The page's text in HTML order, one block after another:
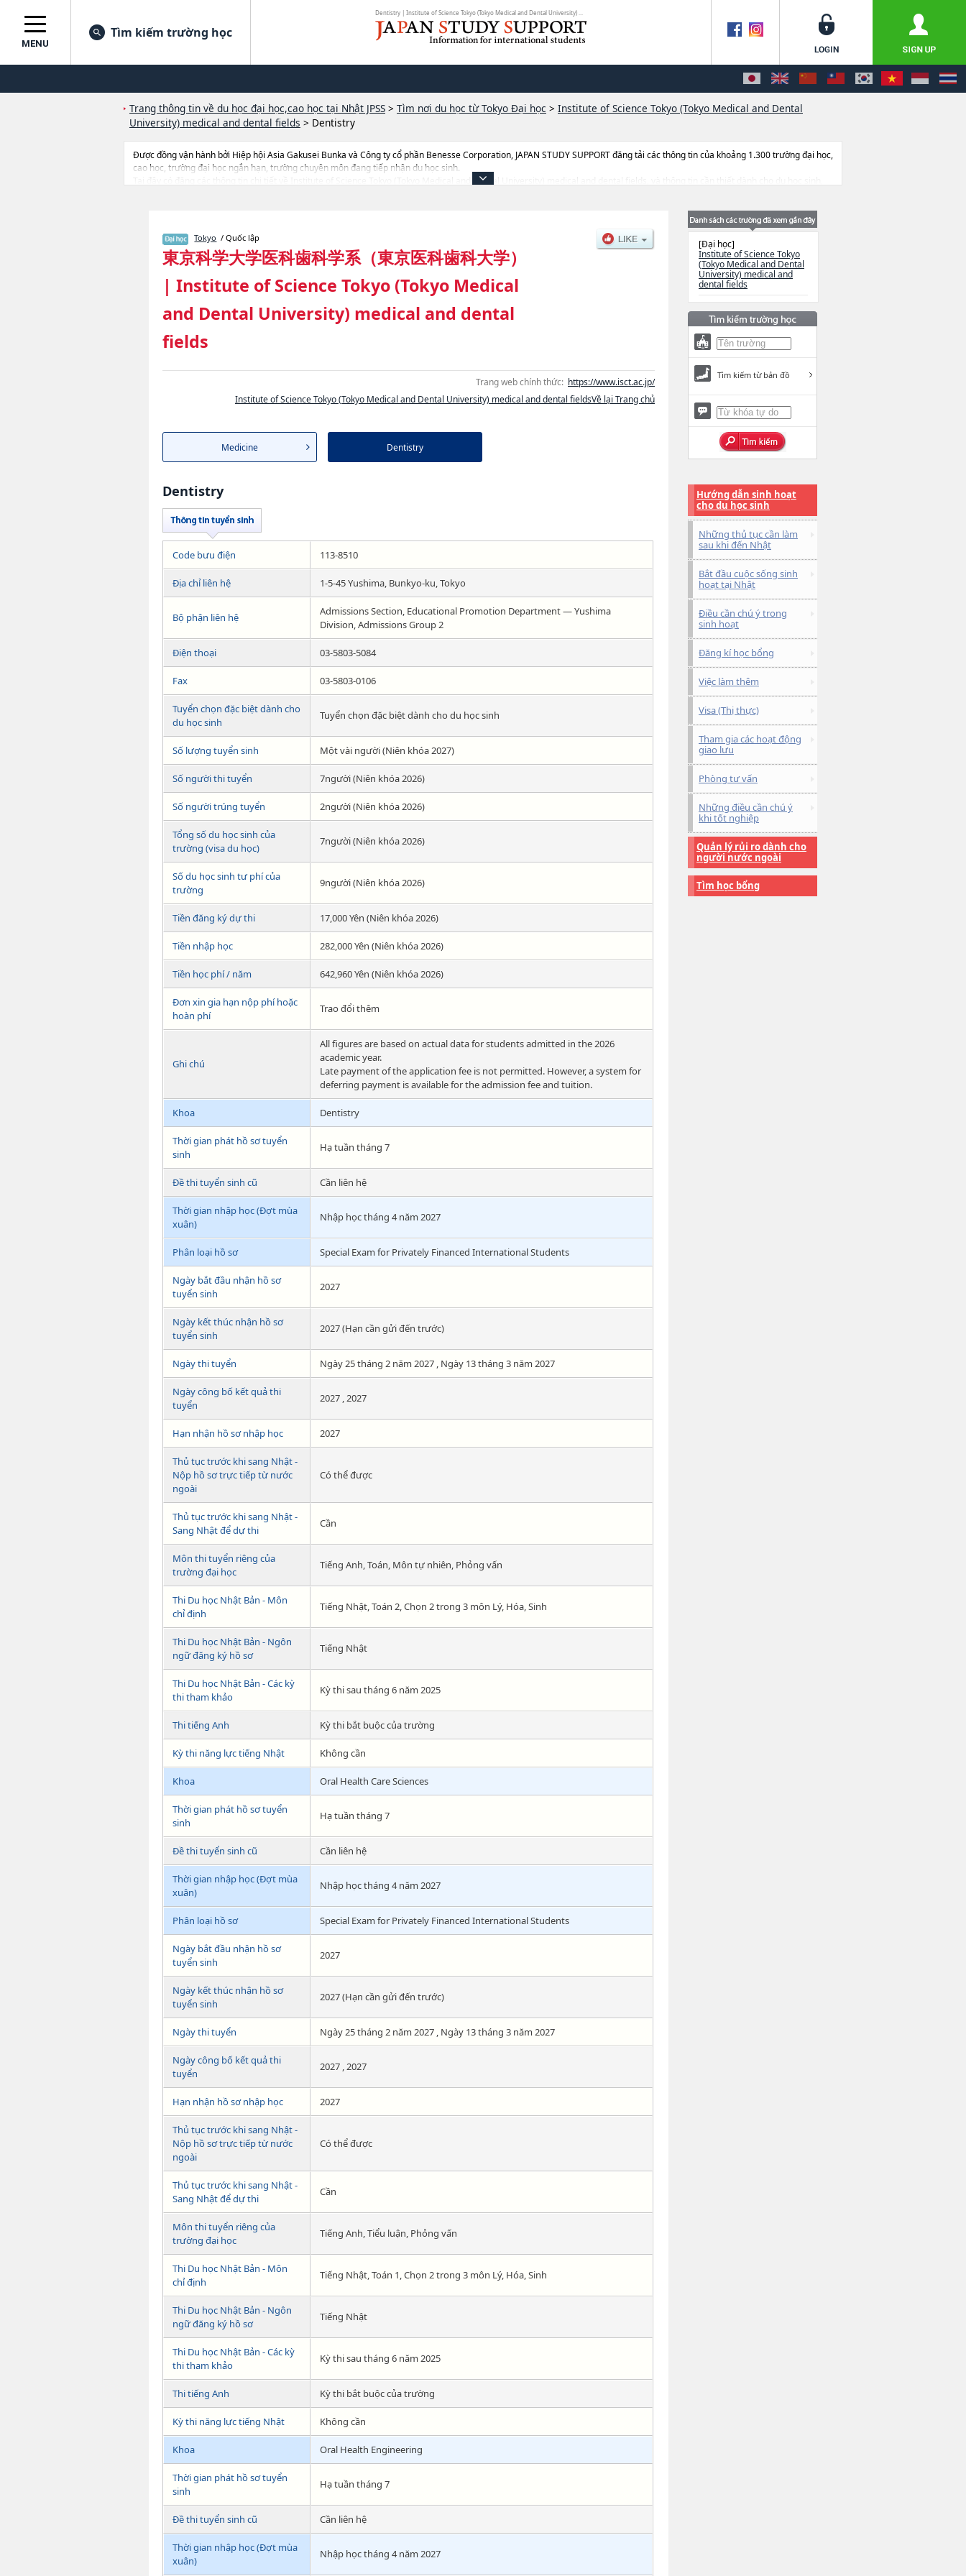
Dentistry | Institute of Science Tokyo (Tokyo Medical and Dental University) ...
MENU
Tìm kiếm trường học
Trang thông tin về du học đại học,cao học tại Nhật JPSS > Tìm nơi du học từ Tokyo Đại học > Institute of Science Tokyo (Tokyo Medical and Dental
University) medical and dental fields > Dentistry
Được đồng vận hành bởi Hiệp hội Asia Gakusei Bunka và Công ty cổ phần Benesse Corporation, JAPAN STUDY SUPPORT đăng tải các thông tin của khoảng 1.300 trường đại học,
cao học, trường đại học ngắn hạn, trường chuyên môn đang tiếp nhận du học sinh.
Tại đây có đăng các thông tin chi tiết về Institute of Science Tokyo (Tokyo Medical and Dental University) medical and dental fields, và thông tin cần thiết dành cho du học sinh,
Tokyo / Quốc lập
東京科学大学医科歯科学系（東京医科歯科大学）
| Institute of Science Tokyo (Tokyo Medical
and Dental University) medical and dental
fields
Trang web chính thức: https://www.isct.ac.jp/
Institute of Science Tokyo (Tokyo Medical and Dental University) medical and dental fieldsVề lại Trang chủ
Medicine Dentistry
Dentistry
Code bưu điện 113-8510
Địa chỉ liên hệ 1-5-45 Yushima, Bunkyo-ku, Tokyo
Bộ phận liên hệ
Admissions Section, Educational Promotion Department — Yushima
Division, Admissions Group 2
Điện thoại 03-5803-5084
Fax 03-5803-0106
Tuyển chọn đặc biệt dành cho
du học sinh
Tuyển chọn đặc biệt dành cho du học sinh
Số lượng tuyển sinh Một vài người (Niên khóa 2027)
Số người thi tuyển 7người (Niên khóa 2026)
Số người trúng tuyển 2người (Niên khóa 2026)
Tổng số du học sinh của
trường (visa du học)
7người (Niên khóa 2026)
Số du học sinh tư phí của
trường
9người (Niên khóa 2026)
Tiền đăng ký dự thi 17,000 Yên (Niên khóa 2026)
Tiền nhập học 282,000 Yên (Niên khóa 2026)
Tiền học phí / năm 642,960 Yên (Niên khóa 2026)
Đơn xin gia hạn nộp phí hoặc
hoàn phí
Trao đổi thêm
Ghi chú
All figures are based on actual data for students admitted in the 2026
academic year.
Late payment of the application fee is not permitted. However, a system for
deferring payment is available for the admission fee and tuition.
Khoa Dentistry
Thời gian phát hồ sơ tuyển
sinh
Hạ tuần tháng 7
Đề thi tuyển sinh cũ Cần liên hệ
Thời gian nhập học (Đợt mùa
xuân)
Nhập học tháng 4 năm 2027
Phân loại hồ sơ Special Exam for Privately Financed International Students
Ngày bắt đầu nhận hồ sơ
tuyển sinh
2027
Ngày kết thúc nhận hồ sơ
tuyển sinh
2027 (Hạn cần gửi đến trước)
Ngày thi tuyển Ngày 25 tháng 2 năm 2027 , Ngày 13 tháng 3 năm 2027
Ngày công bố kết quả thi
tuyển
2027 , 2027
Hạn nhận hồ sơ nhập học 2027
Thủ tục trước khi sang Nhật -
Nộp hồ sơ trực tiếp từ nước
ngoài
Có thể được
Thủ tục trước khi sang Nhật -
Sang Nhật để dự thi
Cần
Môn thi tuyển riêng của
trường đại học
Tiếng Anh, Toán, Môn tự nhiên, Phỏng vấn
Thi Du học Nhật Bản - Môn
chỉ định
Tiếng Nhật, Toán 2, Chọn 2 trong 3 môn Lý, Hóa, Sinh
Thi Du học Nhật Bản - Ngôn
ngữ đăng ký hồ sơ
Tiếng Nhật
Thi Du học Nhật Bản - Các kỳ
thi tham khảo
Kỳ thi sau tháng 6 năm 2025
Thi tiếng Anh Kỳ thi bắt buộc của trường
Kỳ thi năng lực tiếng Nhật Không cần
Khoa Oral Health Care Sciences
Thời gian phát hồ sơ tuyển
sinh
Hạ tuần tháng 7
Đề thi tuyển sinh cũ Cần liên hệ
Thời gian nhập học (Đợt mùa
xuân)
Nhập học tháng 4 năm 2027
Phân loại hồ sơ Special Exam for Privately Financed International Students
Ngày bắt đầu nhận hồ sơ
tuyển sinh
2027
Ngày kết thúc nhận hồ sơ
tuyển sinh
2027 (Hạn cần gửi đến trước)
Ngày thi tuyển Ngày 25 tháng 2 năm 2027 , Ngày 13 tháng 3 năm 2027
Ngày công bố kết quả thi
tuyển
2027 , 2027
Hạn nhận hồ sơ nhập học 2027
Thủ tục trước khi sang Nhật -
Nộp hồ sơ trực tiếp từ nước
ngoài
Có thể được
Thủ tục trước khi sang Nhật -
Sang Nhật để dự thi
Cần
Môn thi tuyển riêng của
trường đại học
Tiếng Anh, Tiểu luận, Phỏng vấn
Thi Du học Nhật Bản - Môn
chỉ định
Tiếng Nhật, Toán 1, Chọn 2 trong 3 môn Lý, Hóa, Sinh
Thi Du học Nhật Bản - Ngôn
ngữ đăng ký hồ sơ
Tiếng Nhật
Thi Du học Nhật Bản - Các kỳ
thi tham khảo
Kỳ thi sau tháng 6 năm 2025
Thi tiếng Anh Kỳ thi bắt buộc của trường
Kỳ thi năng lực tiếng Nhật Không cần
Khoa Oral Health Engineering
Thời gian phát hồ sơ tuyển
sinh
Hạ tuần tháng 7
Đề thi tuyển sinh cũ Cần liên hệ
Thời gian nhập học (Đợt mùa
xuân)
Nhập học tháng 4 năm 2027
[Đại học]
Institute of Science Tokyo
(Tokyo Medical and Dental
University) medical and
dental fields
Tìm kiếm từ bản đồ
Hướng dẫn sinh hoạt
cho du học sinh
Những thủ tục cần làm
sau khi đến Nhật
Bắt đầu cuộc sống sinh
hoạt tại Nhật
Điều cần chú ý trong
sinh hoạt
Đăng kí học bổng
Việc làm thêm
Visa (Thị thực)
Tham gia các hoạt động
giao lưu
Phòng tư vấn
Những điều cần chú ý
khi tốt nghiệp
Quản lý rủi ro dành cho
người nước ngoài
Tìm học bổng